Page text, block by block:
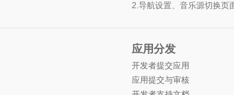
2.导航设置、音乐源切换页
应用分发
开发者提交应用
应用提交与审核